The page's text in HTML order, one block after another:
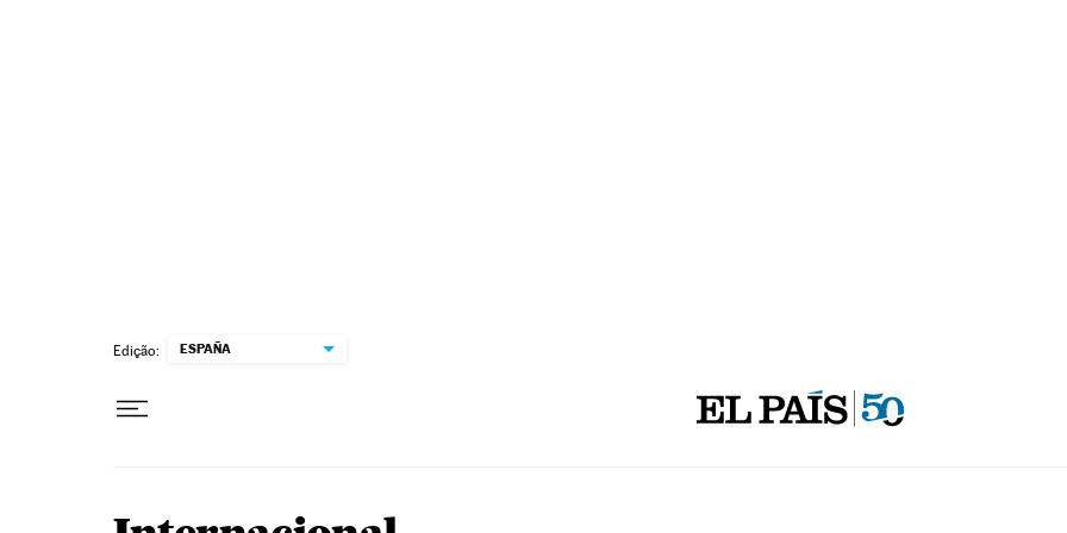
Edição: ESPAÑA